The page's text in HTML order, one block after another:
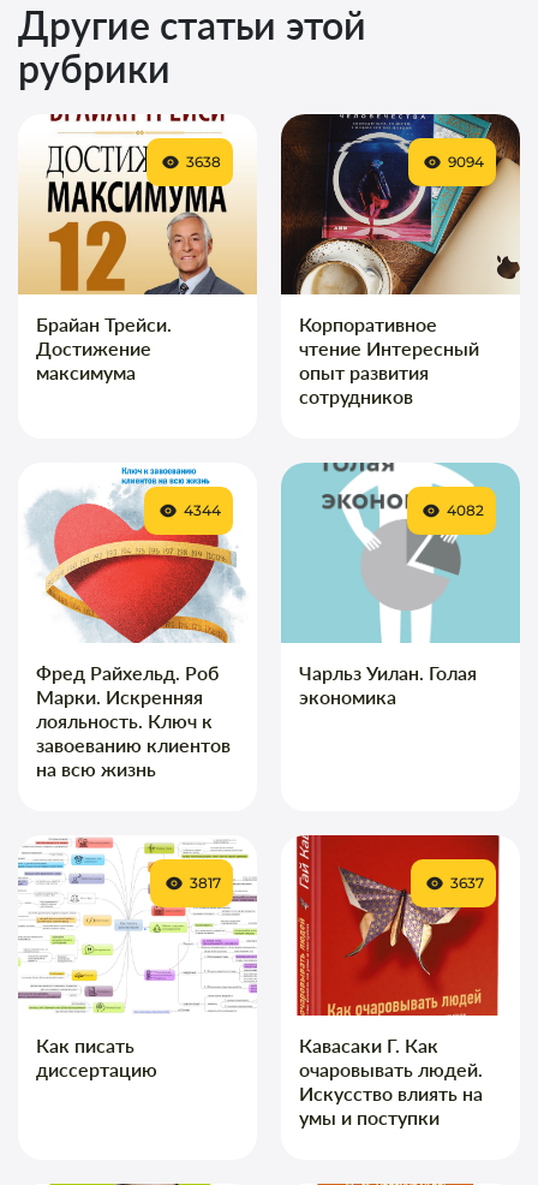
Другие статьи этой
рубрики
Брайан Трейси.
Достижение
максимума
3638
Корпоративное
чтение Интересный
опыт развития
сотрудников
9094
Фред Райхельд. Роб
Марки. Искренняя
лояльность. Ключ к
завоеванию клиентов
на всю жизнь
4344
Чарльз Уилан. Голая
экономика
4082
Как писать
диссертацию
3817
Кавасаки Г. Как
очаровывать людей.
Искусство влиять на
умы и поступки
3637